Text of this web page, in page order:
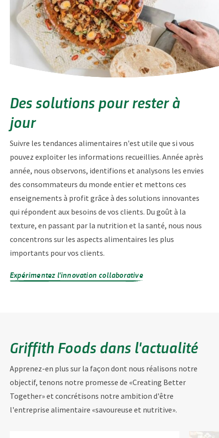
Des solutions pour rester à
jour
Suivre les tendances alimentaires n'est utile que si vous
pouvez exploiter les informations recueillies. Année après
année, nous observons, identifions et analysons les envies
des consommateurs du monde entier et mettons ces
enseignements à profit grâce à des solutions innovantes
qui répondent aux besoins de vos clients. Du goût à la
texture, en passant par la nutrition et la santé, nous nous
concentrons sur les aspects alimentaires les plus
importants pour vos clients.
Expérimentez l'innovation collaborative
Griffith Foods dans l'actualité
Apprenez-en plus sur la façon dont nous réalisons notre
objectif, tenons notre promesse de «Creating Better
Together» et concrétisons notre ambition d'être
l'entreprise alimentaire «savoureuse et nutritive».